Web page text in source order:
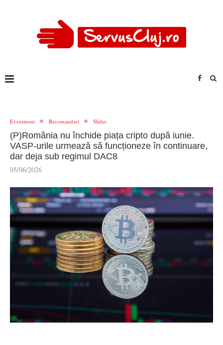
Eveniment Recomandari Slider
(P)România nu închide piața cripto după iunie.
VASP-urile urmează să funcționeze în continuare,
dar deja sub regimul DAC8
05/06/2026